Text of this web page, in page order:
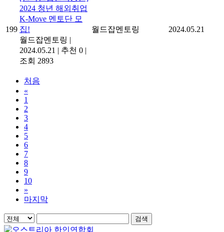
199
2024 청년 해외취업
K-Move 멘토단 모
집!
월드잡멘토링 |
2024.05.21 | 추천 0 |
조회 2893
월드잡멘토링 2024.05.21
처음
«
1
2
3
4
5
6
7
8
9
10
»
마지막
검색